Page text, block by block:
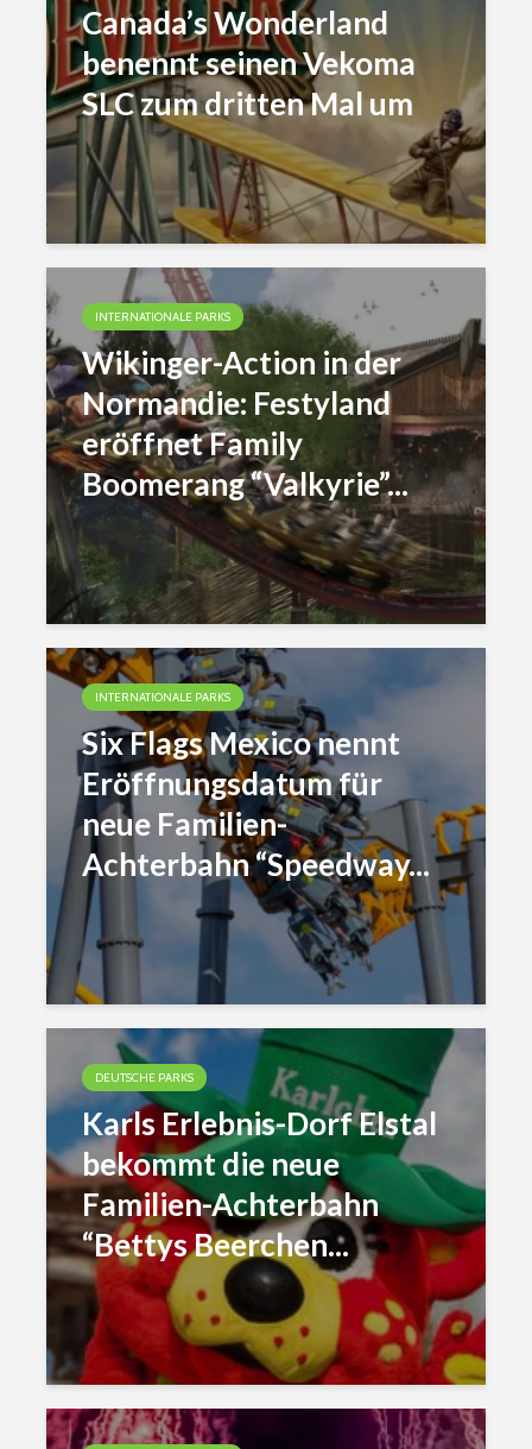
Canada’s Wonderland
benennt seinen Vekoma
SLC zum dritten Mal um
INTERNATIONALE PARKS
Wikinger-Action in der
Normandie: Festyland
eröffnet Family
Boomerang “Valkyrie”...
INTERNATIONALE PARKS
Six Flags Mexico nennt
Eröffnungsdatum für
neue Familien-
Achterbahn “Speedway...
DEUTSCHE PARKS
Karls Erlebnis-Dorf Elstal
bekommt die neue
Familien-Achterbahn
“Bettys Beerchen...